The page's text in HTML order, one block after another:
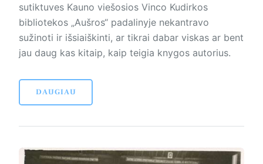
sutiktuves Kauno viešosios Vinco Kudirkos
bibliotekos „Aušros“ padalinyje nekantravo
sužinoti ir išsiaiškinti, ar tikrai dabar viskas ar bent
jau daug kas kitaip, kaip teigia knygos autorius.
DAUGIAU